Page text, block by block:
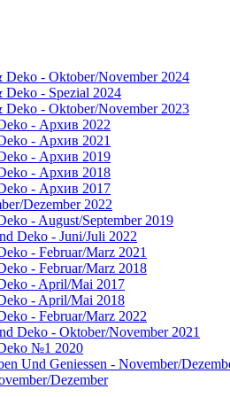
- Oktober/November 2024
- Spezial 2024
- Oktober/November 2023
- Архив 2022
- Архив 2021
- Архив 2019
- Архив 2018
- Архив 2017
Dezember 2022
- August/September 2019
Deko - Juni/Juli 2022
- Februar/Marz 2021
- Februar/Marz 2018
- April/Mai 2017
- April/Mai 2018
- Februar/Marz 2022
Deko - Oktober/November 2021
№1 2020
Und Geniessen - November/
Dezember